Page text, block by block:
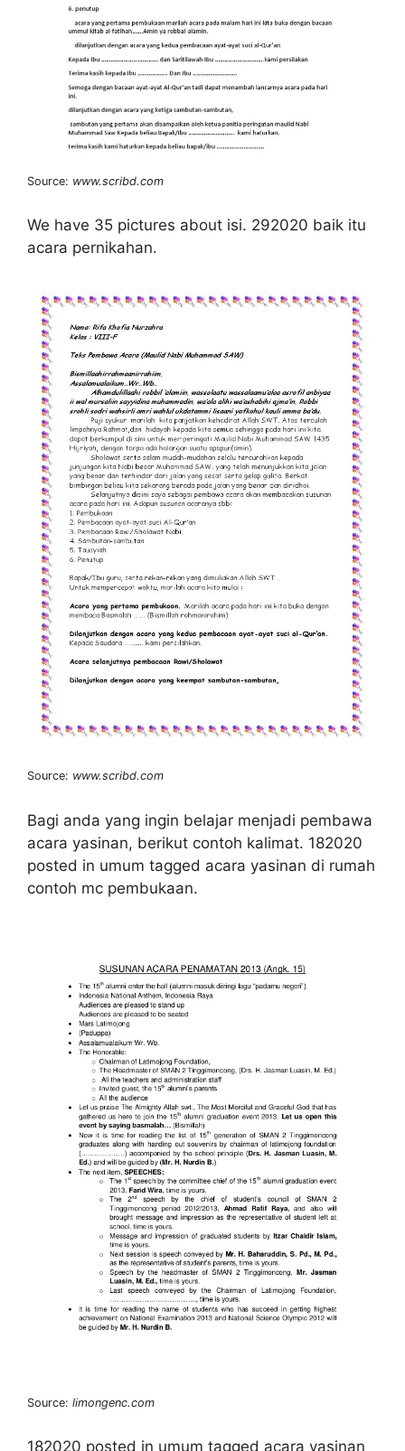
Source: www.scribd.com
We have 35 pictures about isi. 292020 baik itu
acara pernikahan.
Source: www.scribd.com
Bagi anda yang ingin belajar menjadi pembawa
acara yasinan, berikut contoh kalimat. 182020
posted in umum tagged acara yasinan di rumah
contoh mc pembukaan.
Source: limongenc.com
182020 posted in umum tagged acara yasinan